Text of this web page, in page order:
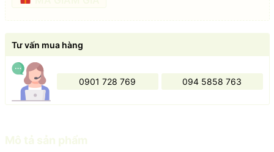
Tư vấn mua hàng
0901 728 769 094 5858 763
Mô tả sản phẩm